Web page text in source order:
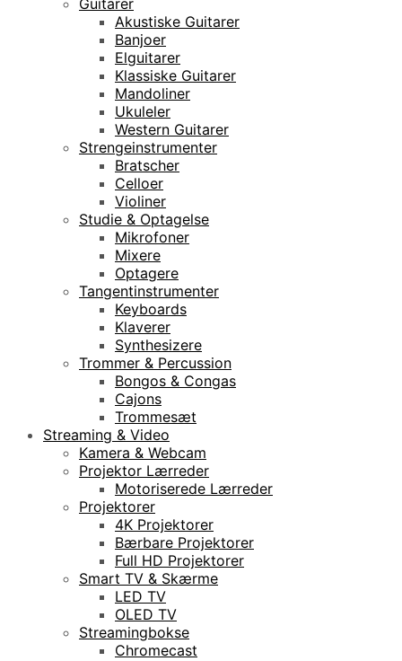
Akustiske Guitarer
Banjoer
Elguitarer
Klassiske Guitarer
Mandoliner
Ukuleler
Western Guitarer
Strengeinstrumenter
Bratscher
Celloer
Violiner
Studie & Optagelse
Mikrofoner
Mixere
Optagere
Tangentinstrumenter
Keyboards
Klaverer
Synthesizere
Trommer & Percussion
Bongos & Congas
Cajons
Trommesæt
Streaming & Video
Kamera & Webcam
Projektor Lærreder
Motoriserede Lærreder
Projektorer
4K Projektorer
Bærbare Projektorer
Full HD Projektorer
Smart TV & Skærme
LED TV
OLED TV
Streamingbokse
Chromecast